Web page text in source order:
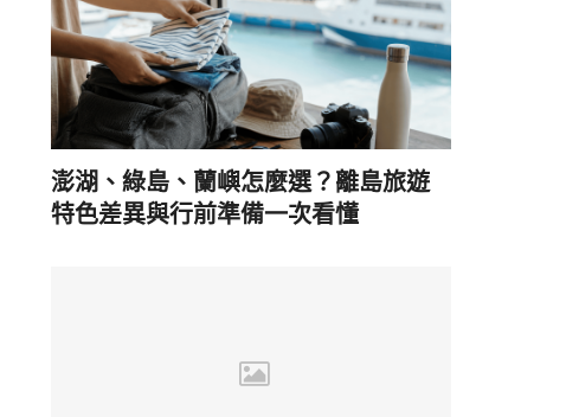
澎湖、綠島、蘭嶼怎麼選？離島旅遊
特色差異與行前準備一次看懂